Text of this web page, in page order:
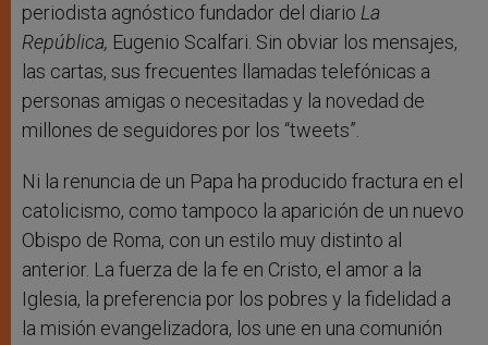
periodista agnóstico fundador del diario La
República, Eugenio Scalfari. Sin obviar los mensajes,
las cartas, sus frecuentes llamadas telefónicas a
personas amigas o necesitadas y la novedad de
millones de seguidores por los “tweets”.
Ni la renuncia de un Papa ha producido fractura en el
catolicismo, como tampoco la aparición de un nuevo
Obispo de Roma, con un estilo muy distinto al
anterior. La fuerza de la fe en Cristo, el amor a la
Iglesia, la preferencia por los pobres y la fidelidad a
la misión evangelizadora, los une en una comunión